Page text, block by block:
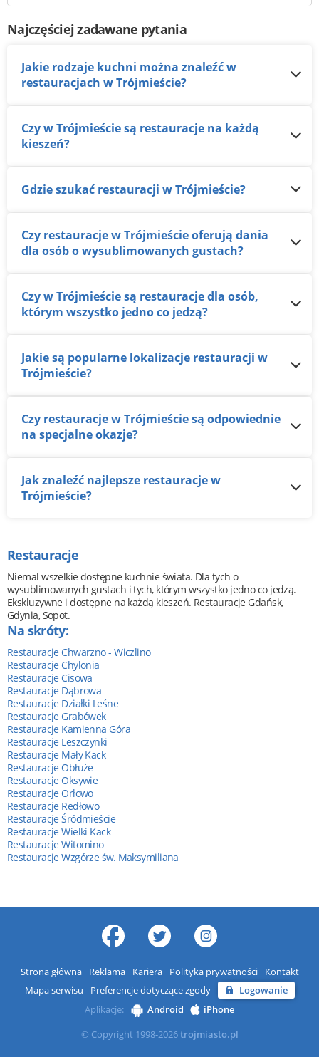
Najczęściej zadawane pytania
Jakie rodzaje kuchni można znaleźć w
restauracjach w Trójmieście?
Czy w Trójmieście są restauracje na każdą
kieszeń?
Gdzie szukać restauracji w Trójmieście?
Czy restauracje w Trójmieście oferują dania
dla osób o wysublimowanych gustach?
Czy w Trójmieście są restauracje dla osób,
którym wszystko jedno co jedzą?
Jakie są popularne lokalizacje restauracji w
Trójmieście?
Czy restauracje w Trójmieście są odpowiednie
na specjalne okazje?
Jak znaleźć najlepsze restauracje w
Trójmieście?
Restauracje
Niemal wszelkie dostępne kuchnie świata. Dla tych o
wysublimowanych gustach i tych, którym wszystko jedno co jedzą.
Ekskluzywne i dostępne na każdą kieszeń. Restauracje Gdańsk,
Gdynia, Sopot.
Na skróty:
Restauracje Chwarzno - Wiczlino
Restauracje Chylonia
Restauracje Cisowa
Restauracje Dąbrowa
Restauracje Działki Leśne
Restauracje Grabówek
Restauracje Kamienna Góra
Restauracje Leszczynki
Restauracje Mały Kack
Restauracje Obłuże
Restauracje Oksywie
Restauracje Orłowo
Restauracje Redłowo
Restauracje Śródmieście
Restauracje Wielki Kack
Restauracje Witomino
Restauracje Wzgórze św. Maksymiliana
Strona główna Reklama Kariera Polityka prywatności
Kontakt
Mapa serwisu
Preferencje dotyczące zgody
Logowanie
Aplikacje:
Android
iPhone
© Copyright 1998-2026trojmiasto.pl